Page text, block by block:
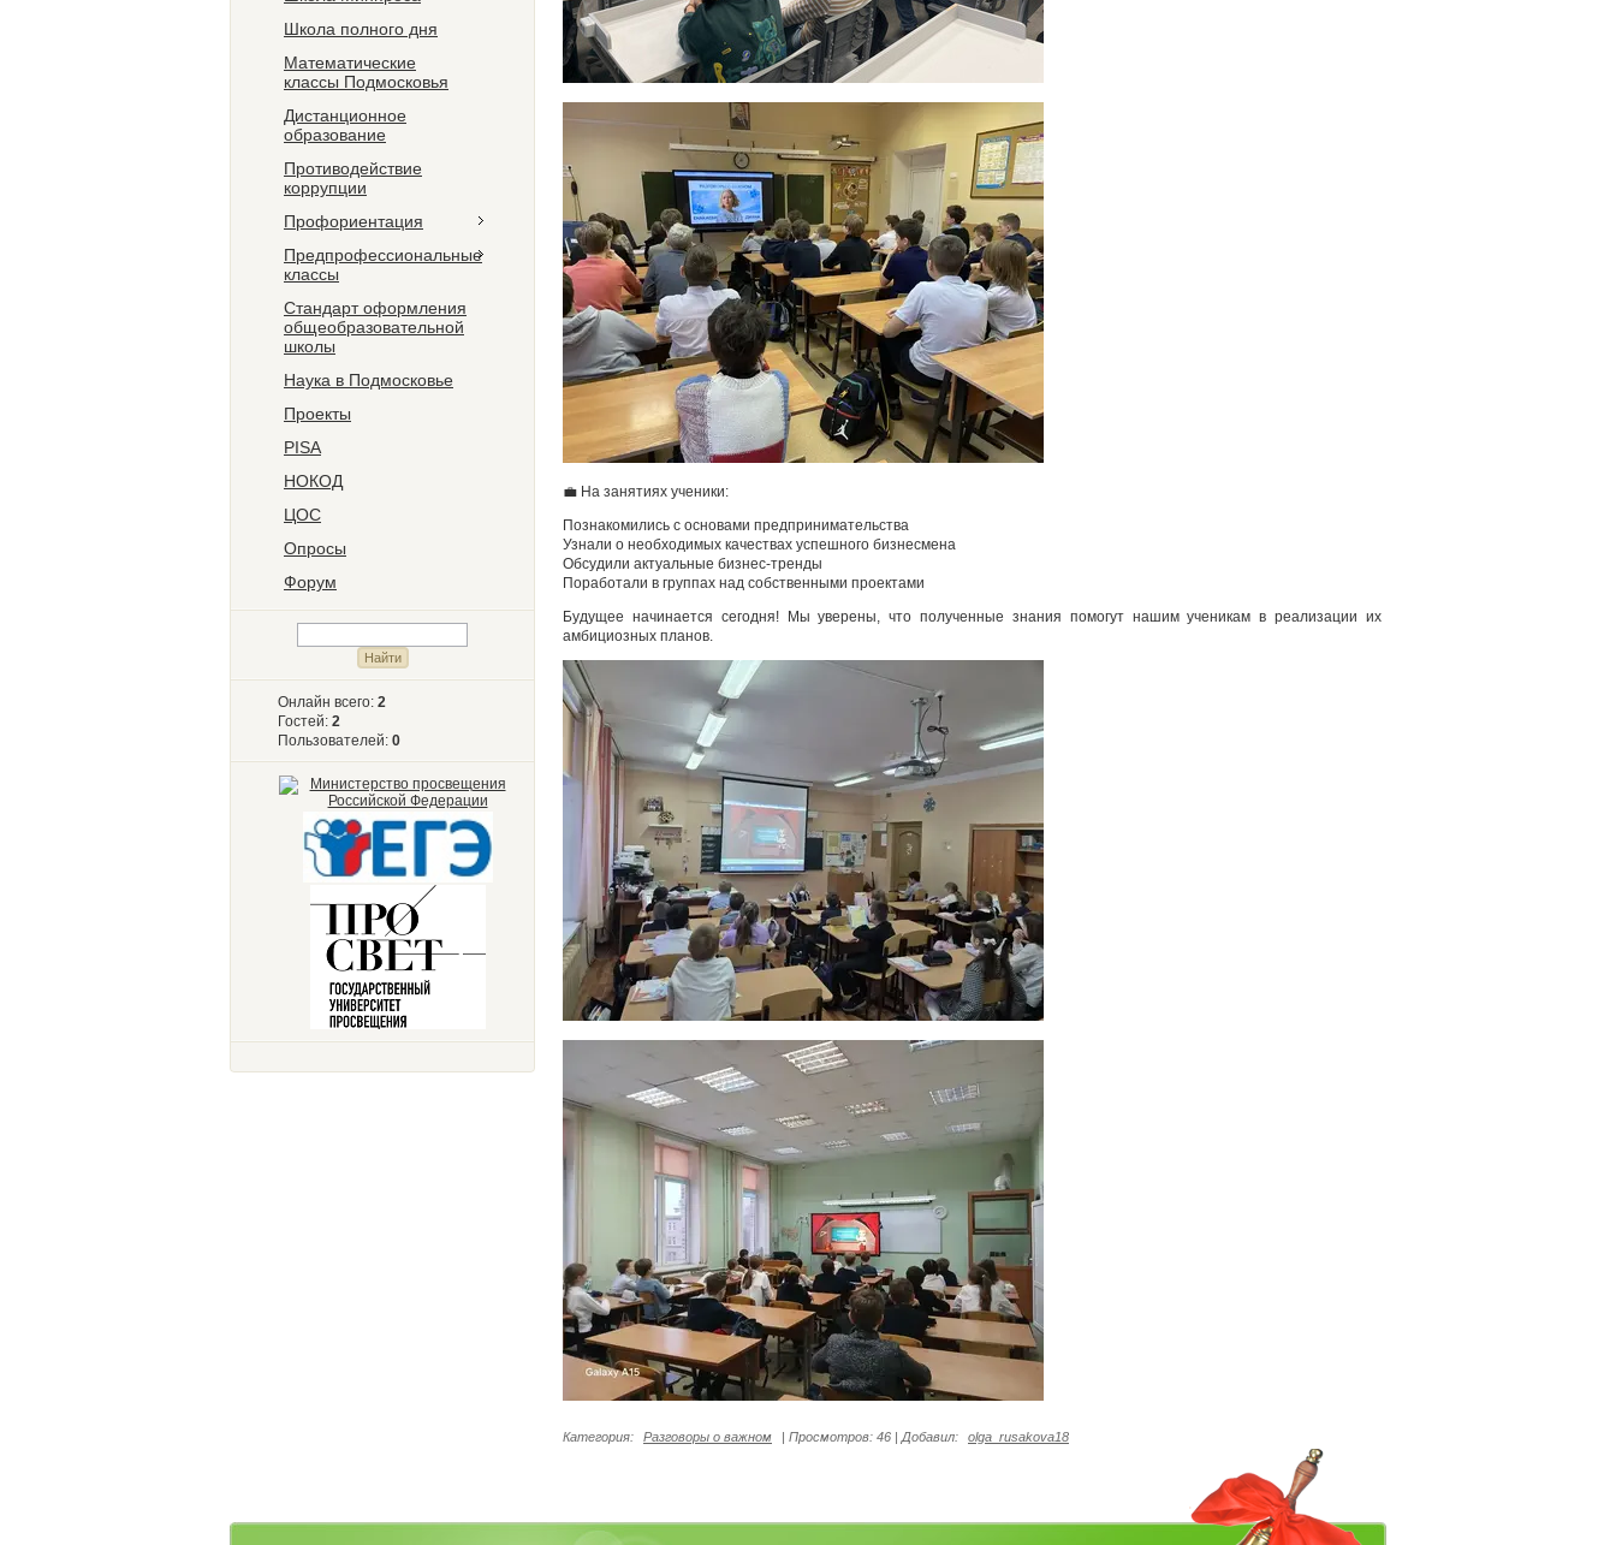
Школа полного дня
Математические
классы Подмосковья
Дистанционное
образование
Противодействие
коррупции
Профориентация
Предпрофессиональные
классы
Стандарт оформления
общеобразовательной
школы
Наука в Подмосковье
Проекты
PISA
НОКОД
ЦОС
Опросы
Форум
Онлайн всего: 2
Гостей: 2
Пользователей: 0
💼 На занятиях ученики:
Познакомились с основами предпринимательства
Узнали о необходимых качествах успешного бизнесмена
Обсудили актуальные бизнес-тренды
Поработали в группах над собственными проектами
Будущее начинается сегодня! Мы уверены, что полученные знания помогут нашим ученикам в реализации их
амбициозных планов.
Категория: Разговоры о важном | Просмотров: 46 | Добавил: olga_rusakova18